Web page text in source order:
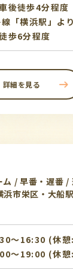
後徒歩4分程度
線「横浜駅」よ
歩6分程度
詳細を見る
ム / 早番・遅番 /
市栄区・大船
〜16:30 (休憩
〜19:00 (休憩